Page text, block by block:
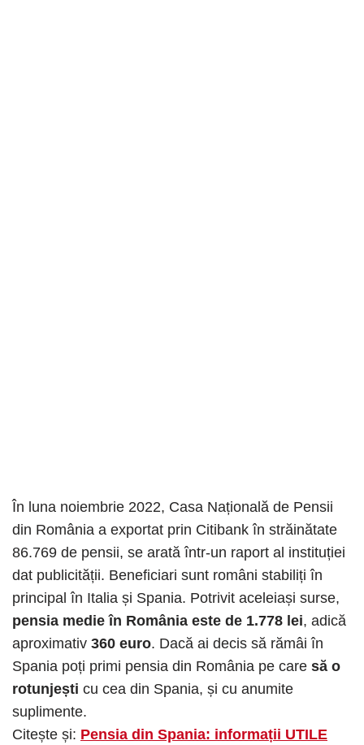
În luna noiembrie 2022, Casa Națională de Pensii
din România a exportat prin Citibank în străinătate
86.769 de pensii, se arată într-un raport al instituției
dat publicității. Beneficiari sunt români stabiliți în
principal în Italia și Spania. Potrivit aceleiași surse,
pensia medie în România este de 1.778 lei, adică
aproximativ 360 euro. Dacă ai decis să rămâi în
Spania poți primi pensia din România pe care să o
rotunjești cu cea din Spania, și cu anumite
suplimente.
Citește și: Pensia din Spania: informații UTILE